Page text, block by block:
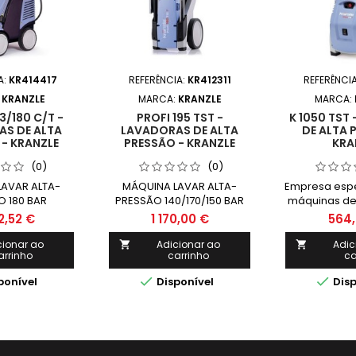
KR414417
KRANZLE
180 C/T -
DE ALTA
KRANZLE
(0)
ALTA-
180 BAR
incluídos:
alta pressão
de aço /
de
/ Filtro de
água.
€
ao
REFERÊNCIA: KR412311
MARCA: KRANZLE
PROFI 195 TST -
LAVADORAS DE ALTA
PRESSÃO - KRANZLE
(0)
MÁQUINA LAVAR ALTA-
PRESSÃO 140/170/150 BAR
Acessórios incluídos:
mangueira de alta pressão
15mt com malha de aço /
Pistola de desconexão de
segurança / Lança com
bocal turbo-jet com tubo
1 170,00 €

Adicionar ao
carrinho
 Disponível
MARCA:
K 1050 TST
DE ALTA
Empresa
máquinas
pressão,
apresenta
de alta
fiabilidade
Fundada

